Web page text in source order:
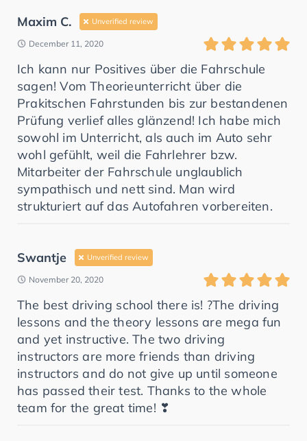
Maxim C. Unverified review
December 11, 2020
Ich kann nur Positives über die Fahrschule
sagen! Vom Theorieunterricht über die
Prakitschen Fahrstunden bis zur bestandenen
Prüfung verlief alles glänzend! Ich habe mich
sowohl im Unterricht, als auch im Auto sehr
wohl gefühlt, weil die Fahrlehrer bzw.
Mitarbeiter der Fahrschule unglaublich
sympathisch und nett sind. Man wird
strukturiert auf das Autofahren vorbereiten.
Swantje Unverified review
November 20, 2020
The best driving school there is! ?The driving
lessons and the theory lessons are mega fun
and yet instructive. The two driving
instructors are more friends than driving
instructors and do not give up until someone
has passed their test. Thanks to the whole
team for the great time! ❣